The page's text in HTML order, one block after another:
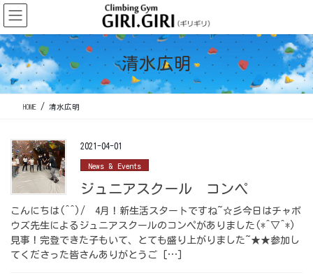
コ
ン
テ
ン
ツ
に
移
ナ
ビ
ゲ
ー
シ
ョ
ン
清水広明
HOME 清水広明
2021-04-01
News & Events
ジュニアスクール コンペ
こんにちは(^^)/ 4月！新生活スタートですね~☆彡今日はチャボ
ウズ先生によるジュニアスクールのコンペがありました(*^▽^*)
見事！完登できた子もいて、とても盛り上がりました~★★参加し
てくださった皆さんありがとうご […]